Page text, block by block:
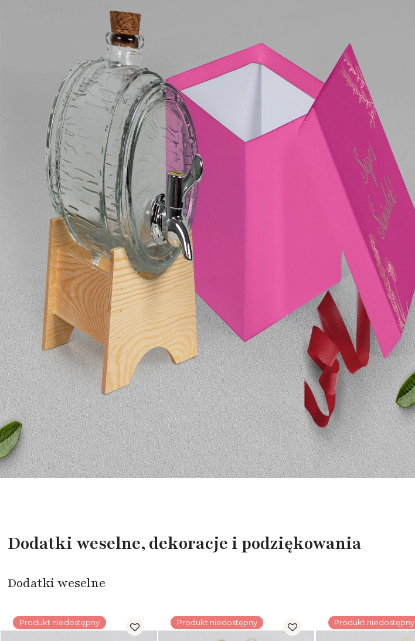
Dodatki weselne, dekoracje i podziękowania
Dodatki weselne
Produkt niedostępny Produkt niedostępny Produkt niedostępny